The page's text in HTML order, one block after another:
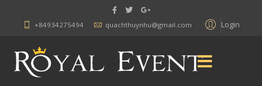
Login
+84934275494 quachthuynhu@gmail.com